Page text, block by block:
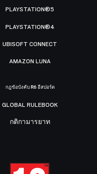
PLAYSTATION®5
PLAYSTATION®4
UBISOFT CONNECT
AMAZON LUNA
กฎข้อบังคับ R6 อีสปอร์ต
GLOBAL RULEBOOK
กติกามารยาท